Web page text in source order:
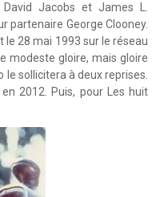
Jacobs et James L.
partenaire George Clooney.
28 mai 1993 sur le réseau
modeste gloire, mais gloire
sollicitera à deux reprises.
2012. Puis, pour Les huit